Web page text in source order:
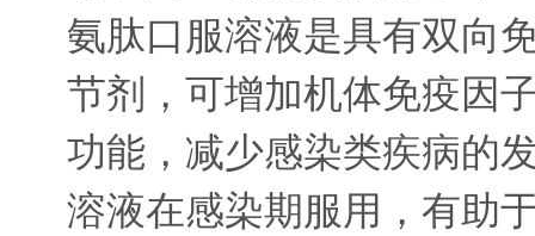
氨肽口服溶液是具有双向
节剂，可增加机体免疫因
功能，减少感染类疾病的
溶液在感染期服用，有助